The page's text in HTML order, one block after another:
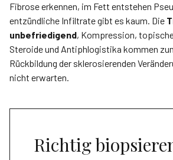
Fibrose erkennen, im Fett entstehen
entzündliche Infiltrate gibt es kaum. Die
unbefriedigend, Kompression,
Steroide und Antiphlogistika kommen
Rückbildung der sklerosierenden
nicht erwarten.
Richtig